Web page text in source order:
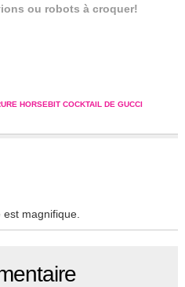
ou robots à croquer!
HORSEBIT COCKTAIL DE GUCCI
magnifique.